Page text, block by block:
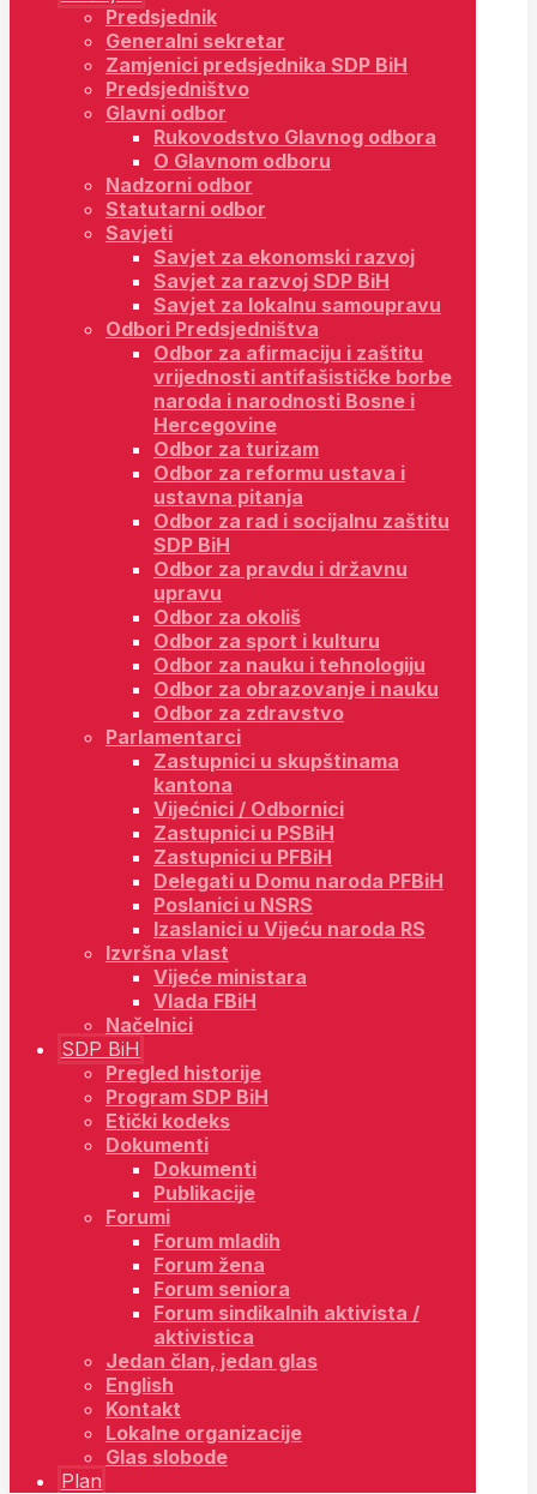
Predsjednik
Generalni sekretar
Zamjenici predsjednika SDP BiH
Predsjedništvo
Glavni odbor
Rukovodstvo Glavnog odbora
O Glavnom odboru
Nadzorni odbor
Statutarni odbor
Savjeti
Savjet za ekonomski razvoj
Savjet za razvoj SDP BiH
Savjet za lokalnu samoupravu
Odbori Predsjedništva
Odbor za afirmaciju i zaštitu
vrijednosti antifašističke borbe
naroda i narodnosti Bosne i
Hercegovine
Odbor za turizam
Odbor za reformu ustava i
ustavna pitanja
Odbor za rad i socijalnu zaštitu
SDP BiH
Odbor za pravdu i državnu
upravu
Odbor za okoliš
Odbor za sport i kulturu
Odbor za nauku i tehnologiju
Odbor za obrazovanje i nauku
Odbor za zdravstvo
Parlamentarci
Zastupnici u skupštinama
kantona
Vijećnici / Odbornici
Zastupnici u PSBiH
Zastupnici u PFBiH
Delegati u Domu naroda PFBiH
Poslanici u NSRS
Izaslanici u Vijeću naroda RS
Izvršna vlast
Vijeće ministara
Vlada FBiH
Načelnici
SDP BiH
Pregled historije
Program SDP BiH
Etički kodeks
Dokumenti
Dokumenti
Publikacije
Forumi
Forum mladih
Forum žena
Forum seniora
Forum sindikalnih aktivista /
aktivistica
Jedan član, jedan glas
English
Kontakt
Lokalne organizacije
Glas slobode
Plan